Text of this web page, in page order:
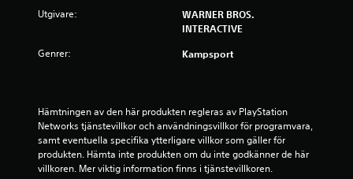
r
a
Utgivare:
WARNER BROS.
INTERACTIVE
Genrer: Kampsport
Hämtningen av den här produkten regleras av PlayStation
Networks tjänstevillkor och användningsvillkor för programvara,
samt eventuella specifika ytterligare villkor som gäller för
produkten. Hämta inte produkten om du inte godkänner de här
villkoren. Mer viktig information finns i tjänstevillkoren.